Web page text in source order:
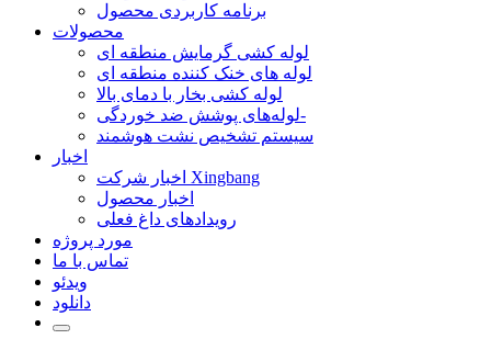
برنامه کاربردی محصول
محصولات
لوله کشی گرمایش منطقه ای
لوله های خنک کننده منطقه ای
لوله کشی بخار با دمای بالا
لوله‌های پوشش ضد خوردگی-
سیستم تشخیص نشت هوشمند
اخبار
اخبار شرکت Xingbang
اخبار محصول
رویدادهای داغ فعلی
مورد پروژه
تماس با ما
ویدئو
دانلود